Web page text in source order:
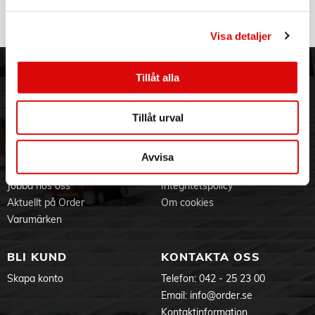
Visa detaljer
Tillåt alla
Tillåt urval
Avvisa
Den är redo att användas direkt – du behöver inte vänta på
uppvärmningen.
Ångmoppen kan användas på alla golvtyper eftersom den
ångintensiteten från max till minimum för djuprengöring av
även de mest ömtåligaste golven.
och klinkergolv för att passa dina behov perfekt. - Ny design -
Beprövad kvalitet.
kommer med ett vridbart triangulärt mopphuvud. Den mäter
Handtaget är ergonomiskt utformat, vilket gör ångmoppen
Tack vare sin kompakta form och design glider den snabbt
3PL
Vår historia
Visselblåsning
Jobba hos oss
Aktuellt på Order
Varumärken
KUNDTJÄNST
Allmänna villkor
Vanliga frågor
Service & Support
Ansökan om RMA
Godsefterlysning & Felleverans
Integritetspolicy
Om cookies
BLI KUND
Skapa konto
KONTAKTA OSS
Telefon: 042 - 25 23 00
Email: info@order.se
Kontaktinformation